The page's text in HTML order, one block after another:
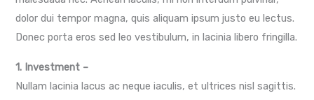
dolor dui tempor magna, quis aliquam ipsum justo eu lectus.
Donec porta eros sed leo vestibulum, in lacinia libero fringilla.
1. Investment –
Nullam lacinia lacus ac neque iaculis, et ultrices nisl sagittis.